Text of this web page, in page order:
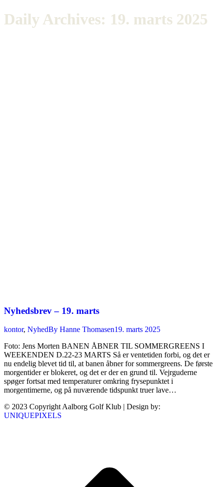
Daily Archives: 19. marts 2025
Nyhedsbrev – 19. marts
kontor, NyhedBy Hanne Thomasen19. marts 2025
Foto: Jens Morten BANEN ÅBNER TIL SOMMERGREENS I
WEEKENDEN D.22-23 MARTS Så er ventetiden forbi, og det er
nu endelig blevet tid til, at banen åbner for sommergreens. De første
morgentider er blokeret, og det er der en grund til. Vejrguderne
spøger fortsat med temperaturer omkring frysepunktet i
morgentimerne, og på nuværende tidspunkt truer lave…
© 2023 Copyright Aalborg Golf Klub | Design by:
UNIQUEPIXELS